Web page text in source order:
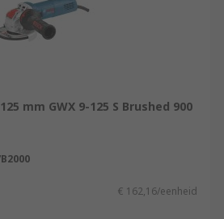
mm GWX 9-125 S Brushed 900
€ 162,16/eenheid